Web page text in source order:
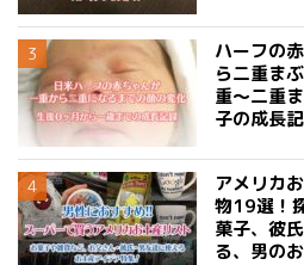
ハーフの
ら二重ま
重〜二重
子の成長記
アメリカ
物19選！
菓子、彼
る、男の